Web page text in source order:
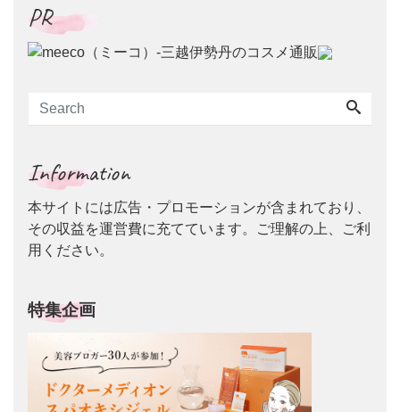
PR
Information
本サイトには広告・プロモーションが含まれており、
その収益を運営費に充てています。ご理解の上、ご利
用ください。
特集企画